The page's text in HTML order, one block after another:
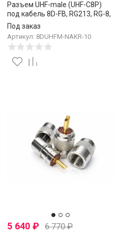
Разъем UHF-male (UHF-C8P)
под кабель 8D-FB, RG213, RG-8,
накручивающийся, 10 шт.
Под заказ
Артикул: 8DUHFM-NAKR-10
5 640₽ 6 770₽